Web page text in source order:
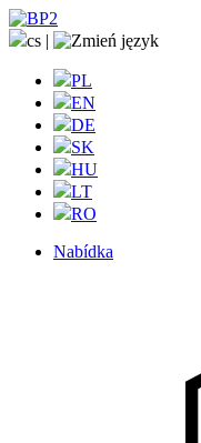
cs |
PL
EN
DE
SK
HU
LT
RO
Nabídka